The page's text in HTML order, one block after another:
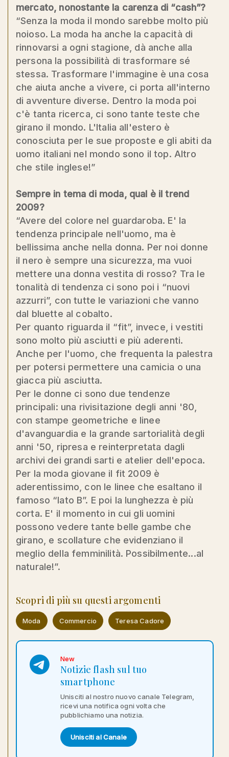
mercato, nonostante la carenza di “cash”?
“Senza la moda il mondo sarebbe molto più
noioso. La moda ha anche la capacità di
rinnovarsi a ogni stagione, dà anche alla
persona la possibilità di trasformare sé
stessa. Trasformare l'immagine è una cosa
che aiuta anche a vivere, ci porta all'interno
di avventure diverse. Dentro la moda poi
c'è tanta ricerca, ci sono tante teste che
girano il mondo. L'Italia all'estero è
conosciuta per le sue proposte e gli abiti da
uomo italiani nel mondo sono il top. Altro
che stile inglese!”
Sempre in tema di moda, qual è il trend
2009?
“Avere del colore nel guardaroba. E' la
tendenza principale nell'uomo, ma è
bellissima anche nella donna. Per noi donne
il nero è sempre una sicurezza, ma vuoi
mettere una donna vestita di rosso? Tra le
tonalità di tendenza ci sono poi i “nuovi
azzurri”, con tutte le variazioni che vanno
dal bluette al cobalto.
Per quanto riguarda il “fit”, invece, i vestiti
sono molto più asciutti e più aderenti.
Anche per l'uomo, che frequenta la palestra
per potersi permettere una camicia o una
giacca più asciutta.
Per le donne ci sono due tendenze
principali: una rivisitazione degli anni '80,
con stampe geometriche e linee
d'avanguardia e la grande sartorialità degli
anni '50, ripresa e reinterpretata dagli
archivi dei grandi sarti e atelier dell'epoca.
Per la moda giovane il fit 2009 è
aderentissimo, con le linee che esaltano il
famoso “lato B”. E poi la lunghezza è più
corta. E' il momento in cui gli uomini
possono vedere tante belle gambe che
girano, e scollature che evidenziano il
meglio della femminilità. Possibilmente...al
naturale!”.
Scopri di più su questi argomenti
Moda Commercio Teresa Cadore
New
Notizie flash sul tuo
smartphone
Unisciti al nostro nuovo canale Telegram,
ricevi una notifica ogni volta che
pubblichiamo una notizia.
Unisciti al Canale